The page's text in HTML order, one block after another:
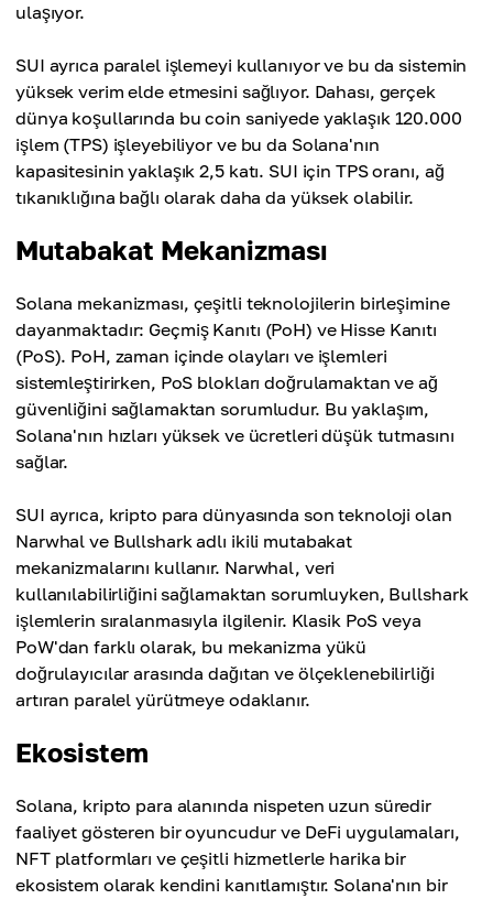
ulaşıyor.
SUI ayrıca paralel işlemeyi kullanıyor ve bu da sistemin
yüksek verim elde etmesini sağlıyor. Dahası, gerçek
dünya koşullarında bu coin saniyede yaklaşık 120.000
işlem (TPS) işleyebiliyor ve bu da Solana'nın
kapasitesinin yaklaşık 2,5 katı. SUI için TPS oranı, ağ
tıkanıklığına bağlı olarak daha da yüksek olabilir.
Mutabakat Mekanizması
Solana mekanizması, çeşitli teknolojilerin birleşimine
dayanmaktadır: Geçmiş Kanıtı (PoH) ve Hisse Kanıtı
(PoS). PoH, zaman içinde olayları ve işlemleri
sistemleştirirken, PoS blokları doğrulamaktan ve ağ
güvenliğini sağlamaktan sorumludur. Bu yaklaşım,
Solana'nın hızları yüksek ve ücretleri düşük tutmasını
sağlar.
SUI ayrıca, kripto para dünyasında son teknoloji olan
Narwhal ve Bullshark adlı ikili mutabakat
mekanizmalarını kullanır. Narwhal, veri
kullanılabilirliğini sağlamaktan sorumluyken, Bullshark
işlemlerin sıralanmasıyla ilgilenir. Klasik PoS veya
PoW'dan farklı olarak, bu mekanizma yükü
doğrulayıcılar arasında dağıtan ve ölçeklenebilirliği
artıran paralel yürütmeye odaklanır.
Ekosistem
Solana, kripto para alanında nispeten uzun süredir
faaliyet gösteren bir oyuncudur ve DeFi uygulamaları,
NFT platformları ve çeşitli hizmetlerle harika bir
ekosistem olarak kendini kanıtlamıştır. Solana'nın bir